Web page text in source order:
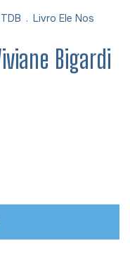
. Livro Ele Nos
Bigardi